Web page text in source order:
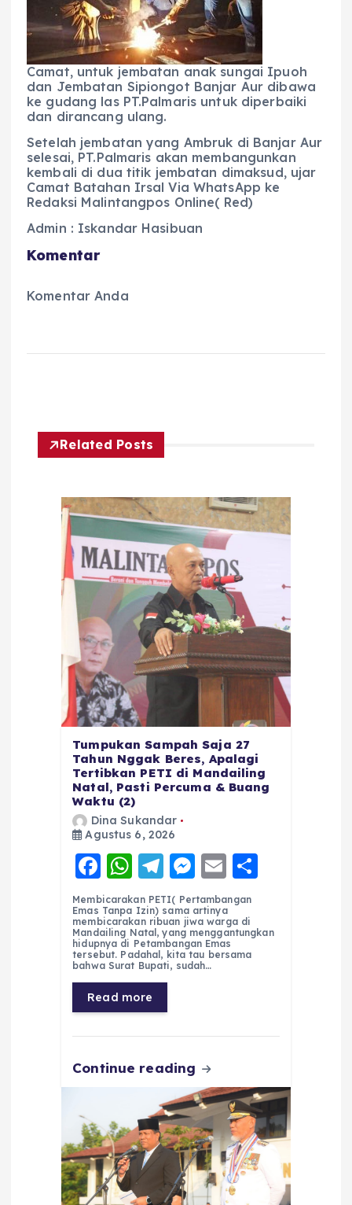
Camat, untuk jembatan anak sungai Ipuoh
dan Jembatan Sipiongot Banjar Aur dibawa
ke gudang las PT.Palmaris untuk diperbaiki
dan dirancang ulang.
Setelah jembatan yang Ambruk di Banjar Aur
selesai, PT.Palmaris akan membangunkan
kembali di dua titik jembatan dimaksud, ujar
Camat Batahan Irsal Via WhatsApp ke
Redaksi Malintangpos Online( Red)
Admin : Iskandar Hasibuan
Komentar
Komentar Anda
Related Posts
Tumpukan Sampah Saja 27
Tahun Nggak Beres, Apalagi
Tertibkan PETI di Mandailing
Natal, Pasti Percuma & Buang
Waktu (2)
Dina Sukandar
Agustus 6, 2026
F
a
c
e
b
o
o
k
W
h
a
ts
A
p
p
T
el
e
g
r
a
m
M
e
ss
e
n
E
m
ai
l
re
Membicarakan PETI( Pertambangan
Emas Tanpa Izin) sama artinya
membicarakan ribuan jiwa warga di
Mandailing Natal, yang menggantungkan
hidupnya di Petambangan Emas
tersebut. Padahal, kita tau bersama
bahwa Surat Bupati, sudah…
Read more
Continue reading